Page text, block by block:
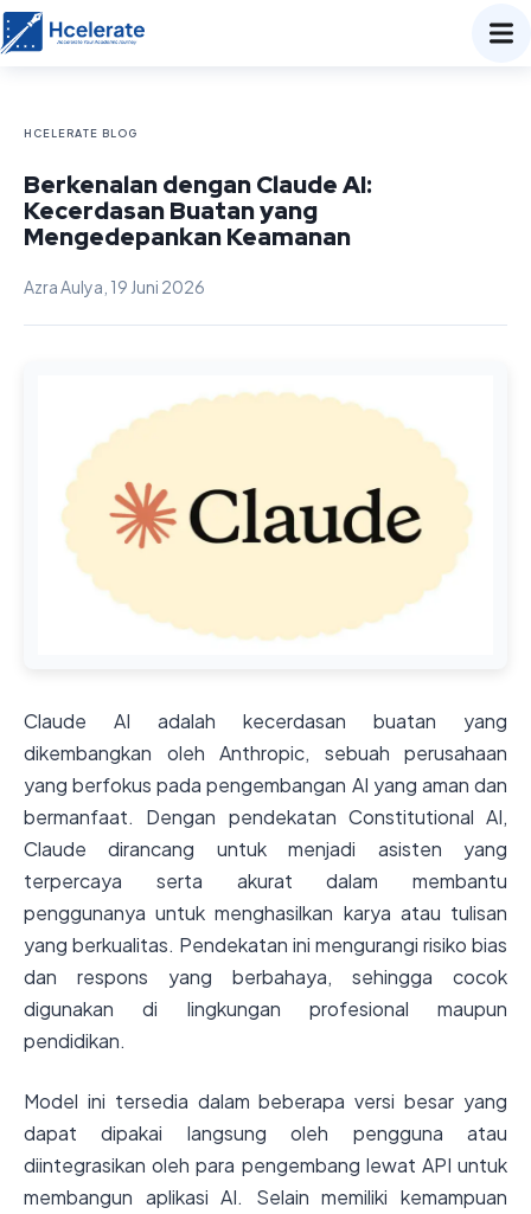
HCELERATE BLOG
Berkenalan dengan Claude AI:
Kecerdasan Buatan yang
Mengedepankan Keamanan
Azra Aulya, 19 Juni 2026
Claude AI adalah kecerdasan buatan yang
dikembangkan oleh Anthropic, sebuah perusahaan
yang berfokus pada pengembangan AI yang aman dan
bermanfaat. Dengan pendekatan Constitutional AI,
Claude dirancang untuk menjadi asisten yang
terpercaya serta akurat dalam membantu
penggunanya untuk menghasilkan karya atau tulisan
yang berkualitas. Pendekatan ini mengurangi risiko bias
dan respons yang berbahaya, sehingga cocok
digunakan di lingkungan profesional maupun
pendidikan.
Model ini tersedia dalam beberapa versi besar yang
dapat dipakai langsung oleh pengguna atau
diintegrasikan oleh para pengembang lewat API untuk
membangun aplikasi AI. Selain memiliki kemampuan